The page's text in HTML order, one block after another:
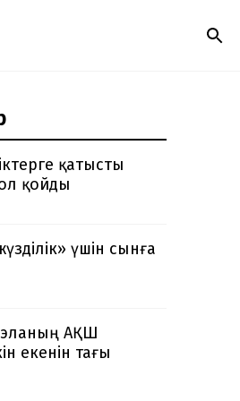
қатысты
қойды
үшін сынға
АҚШ
екенін тағы